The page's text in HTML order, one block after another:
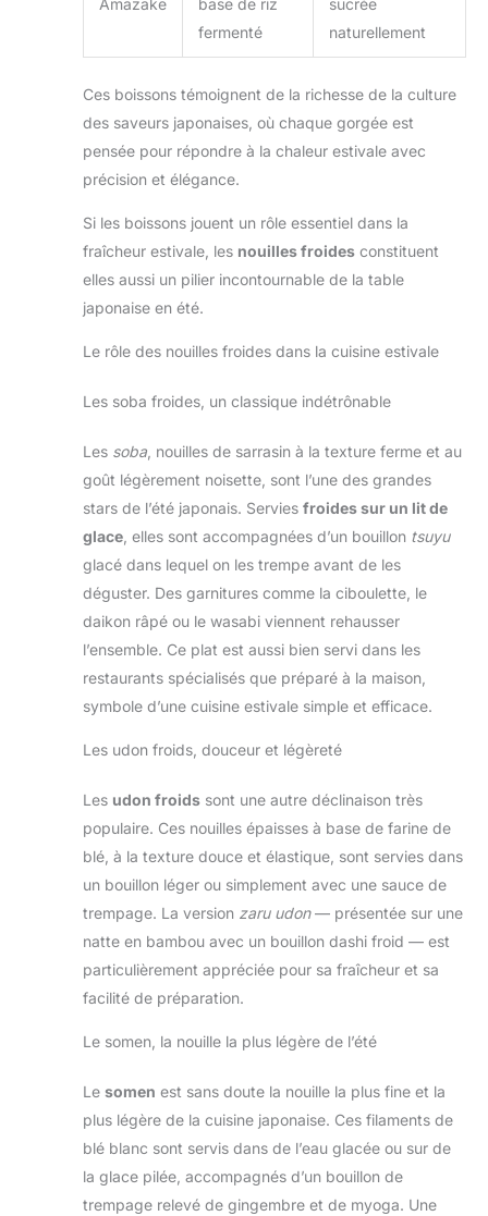
Amazake
base de riz
fermenté
sucrée
naturellement
Ces boissons témoignent de la richesse de la culture
des saveurs japonaises, où chaque gorgée est
pensée pour répondre à la chaleur estivale avec
précision et élégance.
Si les boissons jouent un rôle essentiel dans la
fraîcheur estivale, les nouilles froides constituent
elles aussi un pilier incontournable de la table
japonaise en été.
Le rôle des nouilles froides dans la cuisine estivale
Les soba froides, un classique indétrônable
Les soba , nouilles de sarrasin à la texture ferme et au
goût légèrement noisette, sont l’une des grandes
stars de l’été japonais. Servies froides sur un lit de
glace , elles sont accompagnées d’un bouillon tsuyu
glacé dans lequel on les trempe avant de les
déguster. Des garnitures comme la ciboulette, le
daikon râpé ou le wasabi viennent rehausser
l’ensemble. Ce plat est aussi bien servi dans les
restaurants spécialisés que préparé à la maison,
symbole d’une cuisine estivale simple et efficace.
Les udon froids, douceur et légèreté
Les udon froids sont une autre déclinaison très
populaire. Ces nouilles épaisses à base de farine de
blé, à la texture douce et élastique, sont servies dans
un bouillon léger ou simplement avec une sauce de
trempage. La version zaru udon— présentée sur une
natte en bambou avec un bouillon dashi froid — est
particulièrement appréciée pour sa fraîcheur et sa
facilité de préparation.
Le somen, la nouille la plus légère de l’été
Le somen est sans doute la nouille la plus fine et la
plus légère de la cuisine japonaise. Ces filaments de
blé blanc sont servis dans de l’eau glacée ou sur de
la glace pilée, accompagnés d’un bouillon de
trempage relevé de gingembre et de myoga. Une